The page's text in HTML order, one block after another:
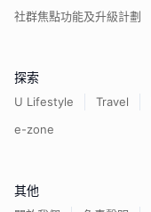
社群焦點功能及升級計劃
探索
U Lifestyle Travel
e-zone
其他